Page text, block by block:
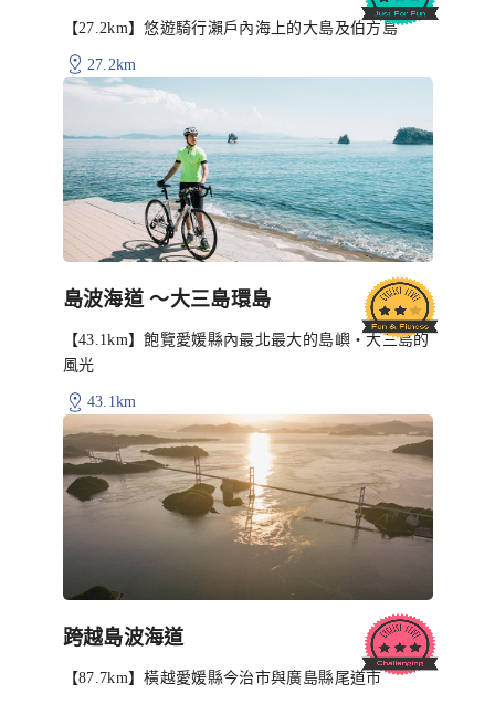
【27.2km】悠遊騎行瀨戶內海上的大島及伯方島
27.2km
島波海道 〜大三島環島
【43.1km】飽覽愛媛縣內最北最大的島嶼・大三島的
風光
43.1km
跨越島波海道
【87.7km】橫越愛媛縣今治市與廣島縣尾道市